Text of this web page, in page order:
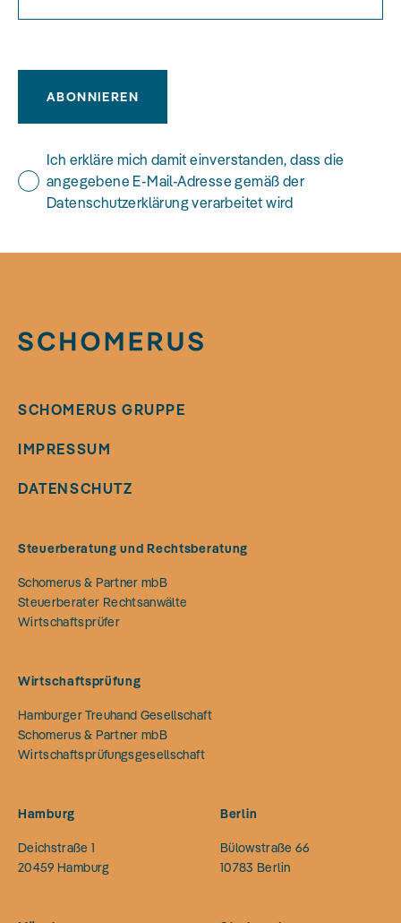
ABONNIEREN
Ich erkläre mich damit einverstanden, dass die
angegebene E-Mail-Adresse gemäß der
Datenschutzerklärung verarbeitet wird
SCHOMERUS GRUPPE
IMPRESSUM
DATENSCHUTZ
Steuerberatung und Rechtsberatung
Schomerus & Partner mbB
Steuerberater Rechtsanwälte
Wirtschaftsprüfer
Wirtschaftsprüfung
Hamburger Treuhand Gesellschaft
Schomerus & Partner mbB
Wirtschaftsprüfungsgesellschaft
Hamburg
Deichstraße 1
20459 Hamburg
Berlin
Bülowstraße 66
10783 Berlin